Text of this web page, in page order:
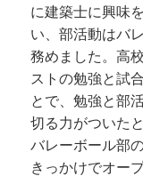
に建築士に興味
い、部活動はバ
務めました。高
ストの勉強と試
とで、勉強と部
切る力がついた
バレーボール部
きっかけでオー